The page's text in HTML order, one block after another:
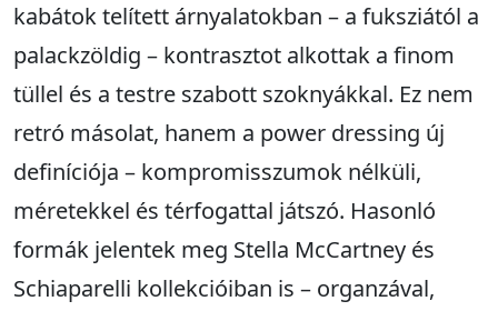
kabátok telített árnyalatokban – a fuksziától a
palackzöldig – kontrasztot alkottak a finom
tüllel és a testre szabott szoknyákkal. Ez nem
retró másolat, hanem a power dressing új
definíciója – kompromisszumok nélküli,
méretekkel és térfogattal játszó. Hasonló
formák jelentek meg Stella McCartney és
Schiaparelli kollekcióiban is – organzával,